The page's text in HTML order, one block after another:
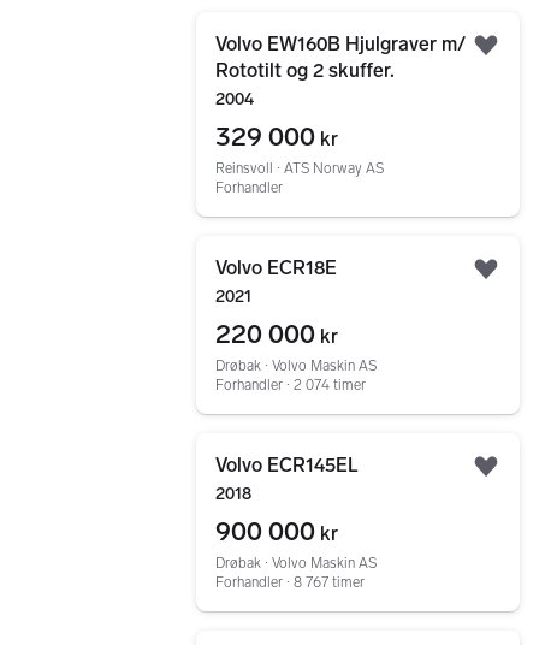
Volvo EW160B Hjulgraver m/
Rototilt og 2 skuffer.
2004
329 000 kr
Reinsvoll ∙ ATS Norway AS
Forhandler
Volvo ECR18E
2021
220 000 kr
Drøbak ∙ Volvo Maskin AS
Forhandler ∙ 2 074 timer
Volvo ECR145EL
2018
900 000 kr
Drøbak ∙ Volvo Maskin AS
Forhandler ∙ 8 767 timer